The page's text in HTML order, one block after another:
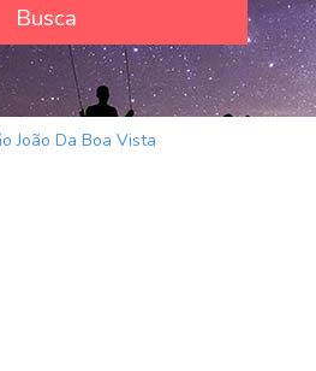
Busca
João Da Boa Vista